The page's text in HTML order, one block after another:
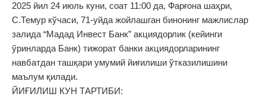
2025 йил 24 июль куни, соат 11:00 да, Фарғона шаҳри,
С.Темур кўчаси, 71-уйда жойлашган бинонинг мажлислар
залида “Мадад Инвест Банк” акциядорлик (кейинги
ўринларда Банк) тижорат банки акциядорларининг
навбатдан ташқари умумий йиғилиши ўтказилишини
маълум қилади.
ЙИҒИЛИШ КУН ТАРТИБИ: